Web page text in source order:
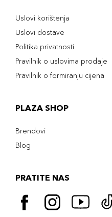
Uslovi korištenja
Uslovi dostave
Politika privatnosti
Pravilnik o uslovima prodaje
Pravilnik o formiranju cijena
PLAZA SHOP
Brendovi
Blog
PRATITE NAS